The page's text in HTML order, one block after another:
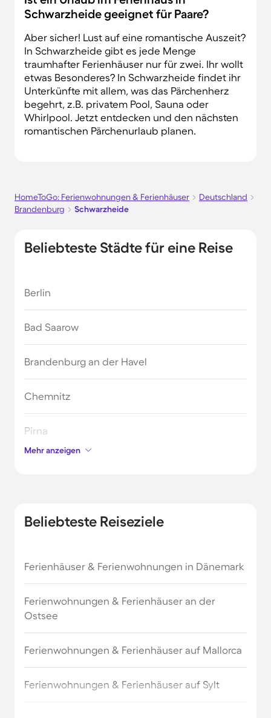
Schwarzheide geeignet für Paare?
Aber sicher! Lust auf eine romantische Auszeit?
In Schwarzheide gibt es jede Menge
traumhafter Ferienhäuser nur für zwei. Ihr wollt
etwas Besonderes? In Schwarzheide findet ihr
Unterkünfte mit allem, was das Pärchenherz
begehrt, z.B. privatem Pool, Sauna oder
Whirlpool. Jetzt entdecken und den nächsten
romantischen Pärchenurlaub planen.
HomeToGo: Ferienwohnungen & Ferienhäuser
Deutschland
Brandenburg
Schwarzheide
Beliebteste Städte für eine Reise
Berlin
Bad Saarow
Brandenburg an der Havel
Chemnitz
Pirna
Eibenstock
Schwielochsee
Mehr anzeigen
Beliebteste Reiseziele
Ferienhäuser & Ferienwohnungen in Dänemark
Ferienwohnungen & Ferienhäuser an der
Ostsee
Ferienwohnungen & Ferienhäuser auf Mallorca
Ferienwohnungen & Ferienhäuser auf Sylt